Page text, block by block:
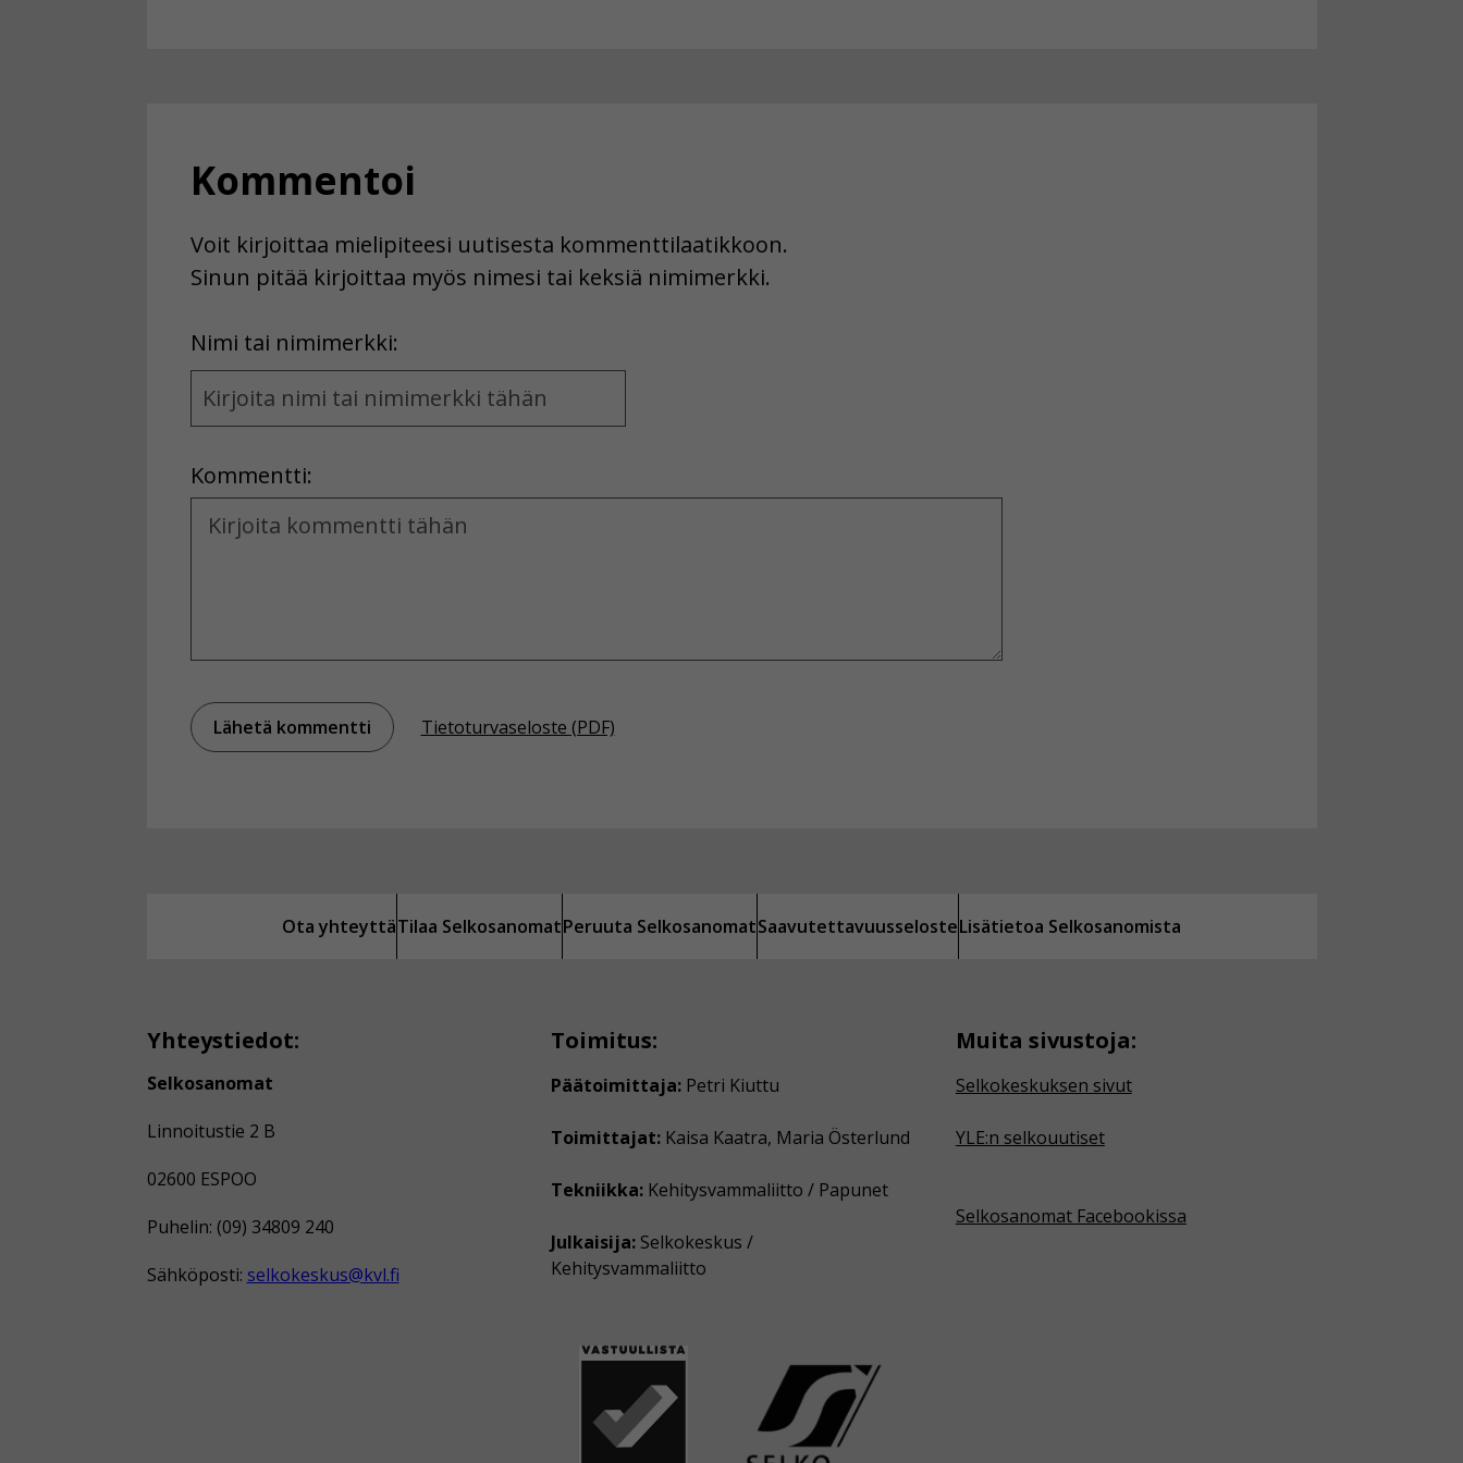
Kommentoi
Voit kirjoittaa mielipiteesi uutisesta kommenttilaatikkoon.
Sinun pitää kirjoittaa myös nimesi tai keksiä nimimerkki.
Nimi tai nimimerkki:
Name
and
Kommentti:
Kommentti
Tietoturvaseloste (PDF)
Ota yhteyttäTilaa SelkosanomatPeruuta SelkosanomatSaavutettavuusselosteLisätietoa Selkosanomista
Yhteystiedot:
Selkosanomat
Linnoitustie 2 B
02600 ESPOO
Puhelin: (09) 34809 240
Sähköposti: selkokeskus@kvl.fi
Toimitus:
Päätoimittaja: Petri Kiuttu
Toimittajat: Kaisa Kaatra, Maria Österlund
Tekniikka: Kehitysvammaliitto / Papunet
Julkaisija: Selkokeskus /
Kehitysvammaliitto
Muita sivustoja:
Selkokeskuksen sivut
YLE:n selkouutiset
Selkosanomat Facebookissa